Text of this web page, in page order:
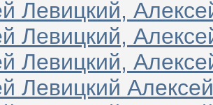
Левицкий,
Левицкий,
Левицкий,
Левицкий